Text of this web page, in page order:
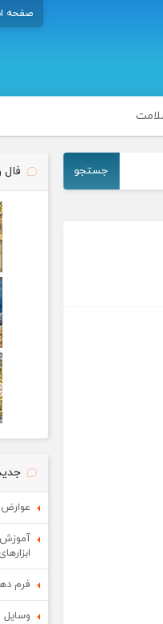
صفحه
جستجو فال
عوارض
آموزش
فرم
وسایل